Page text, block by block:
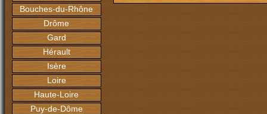
Bouches-du-Rhône
Drôme
Gard
Hérault
Isère
Loire
Haute-Loire
Puy-de-Dôme